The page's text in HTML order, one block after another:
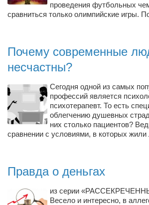
проведения футбольных
сравниться только олимпийские игры.
Почему современные
несчастны?
Сегодня одной из самых
профессий является
психотерапевт. То есть
облегчению душевных
них столько пациентов?
сравнении с условиями, в которых
Правда о деньгах
из серии
Весело и интересно, в